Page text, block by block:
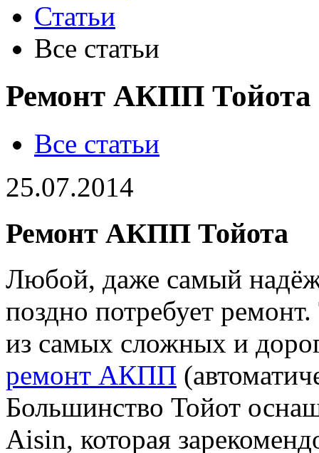
Статьи
Все статьи
Ремонт АКПП Тойота
Все статьи
25.07.2014
Ремонт АКПП Тойота
Любой, даже самый
поздно потребует
из самых сложных и
ремонт АКПП
Большинство Тойот
Aisin, которая